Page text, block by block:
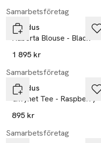
Samarbetsföretag
Residus
Huberta Blouse - Black
1 895 kr
Samarbetsföretag
Residus
Gwynet Tee - Raspberry
895 kr
Samarbetsföretag